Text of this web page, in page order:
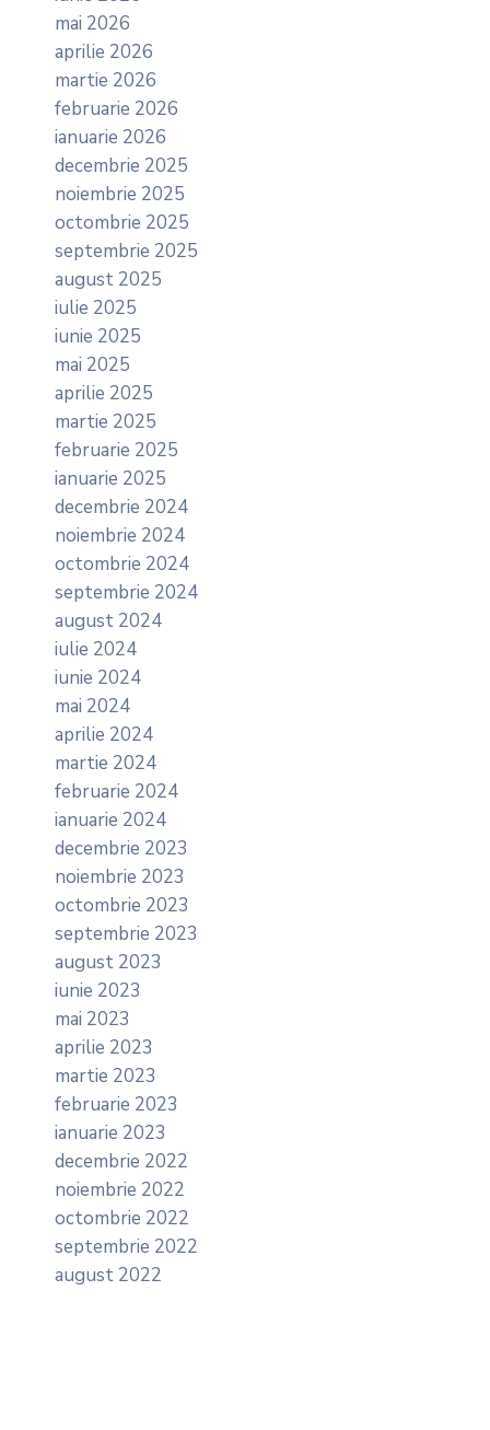
mai 2026
aprilie 2026
martie 2026
februarie 2026
ianuarie 2026
decembrie 2025
noiembrie 2025
octombrie 2025
septembrie 2025
august 2025
iulie 2025
iunie 2025
mai 2025
aprilie 2025
martie 2025
februarie 2025
ianuarie 2025
decembrie 2024
noiembrie 2024
octombrie 2024
septembrie 2024
august 2024
iulie 2024
iunie 2024
mai 2024
aprilie 2024
martie 2024
februarie 2024
ianuarie 2024
decembrie 2023
noiembrie 2023
octombrie 2023
septembrie 2023
august 2023
iunie 2023
mai 2023
aprilie 2023
martie 2023
februarie 2023
ianuarie 2023
decembrie 2022
noiembrie 2022
octombrie 2022
septembrie 2022
august 2022